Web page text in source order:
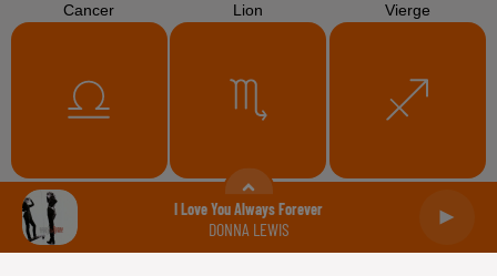
I Love You Always Forever
DONNA LEWIS
Cancer Lion Vierge
Balance Scorpion